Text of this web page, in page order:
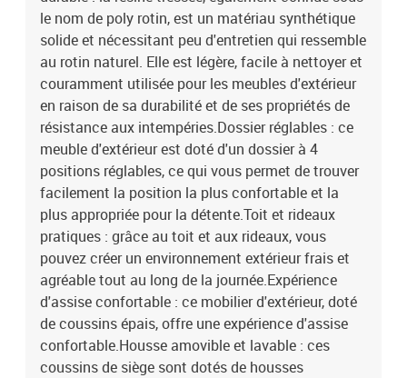
le nom de poly rotin, est un matériau synthétique
solide et nécessitant peu d'entretien qui ressemble
au rotin naturel. Elle est légère, facile à nettoyer et
couramment utilisée pour les meubles d'extérieur
en raison de sa durabilité et de ses propriétés de
résistance aux intempéries.Dossier réglables : ce
meuble d'extérieur est doté d'un dossier à 4
positions réglables, ce qui vous permet de trouver
facilement la position la plus confortable et la
plus appropriée pour la détente.Toit et rideaux
pratiques : grâce au toit et aux rideaux, vous
pouvez créer un environnement extérieur frais et
agréable tout au long de la journée.Expérience
d'assise confortable : ce mobilier d'extérieur, doté
de coussins épais, offre une expérience d'assise
confortable.Housse amovible et lavable : ces
coussins de siège sont dotés de housses